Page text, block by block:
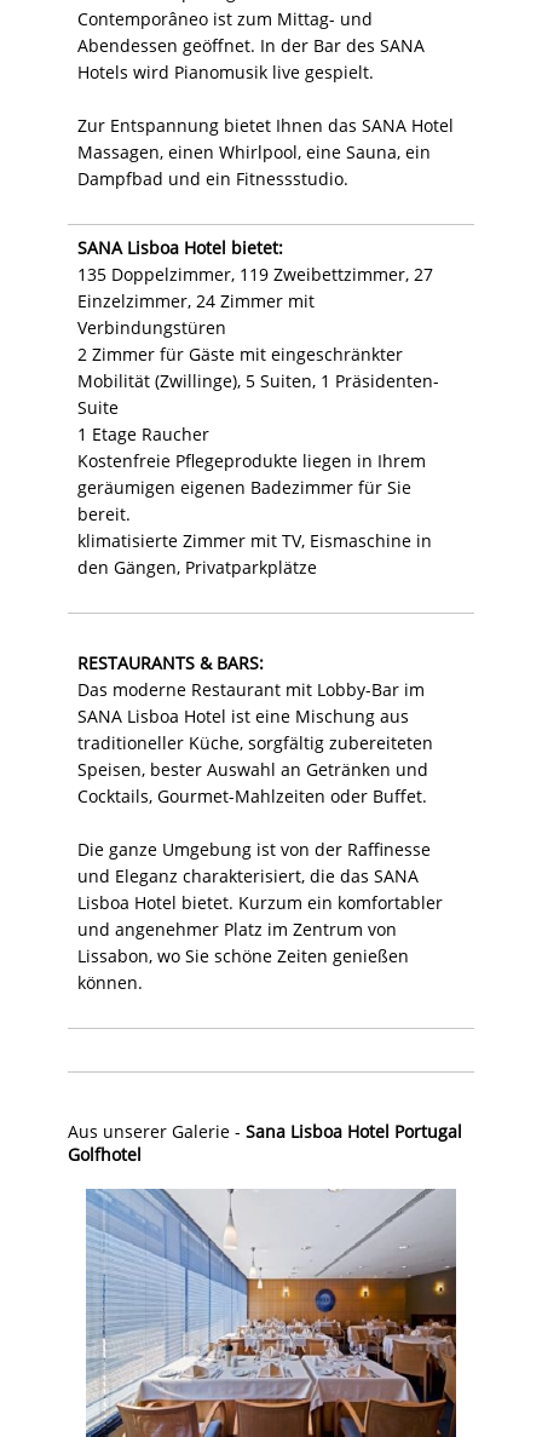
Contemporâneo ist zum Mittag- und
Abendessen geöffnet. In der Bar des SANA
Hotels wird Pianomusik live gespielt.
Zur Entspannung bietet Ihnen das SANA Hotel
Massagen, einen Whirlpool, eine Sauna, ein
Dampfbad und ein Fitnessstudio.
SANA Lisboa Hotel bietet:
135 Doppelzimmer, 119 Zweibettzimmer, 27
Einzelzimmer, 24 Zimmer mit
Verbindungstüren
2 Zimmer für Gäste mit eingeschränkter
Mobilität (Zwillinge), 5 Suiten, 1 Präsidenten-
Suite
1 Etage Raucher
Kostenfreie Pflegeprodukte liegen in Ihrem
geräumigen eigenen Badezimmer für Sie
bereit.
klimatisierte Zimmer mit TV, Eismaschine in
den Gängen, Privatparkplätze
RESTAURANTS & BARS:
Das moderne Restaurant mit Lobby-Bar im
SANA Lisboa Hotel ist eine Mischung aus
traditioneller Küche, sorgfältig zubereiteten
Speisen, bester Auswahl an Getränken und
Cocktails, Gourmet-Mahlzeiten oder Buffet.
Die ganze Umgebung ist von der Raffinesse
und Eleganz charakterisiert, die das SANA
Lisboa Hotel bietet. Kurzum ein komfortabler
und angenehmer Platz im Zentrum von
Lissabon, wo Sie schöne Zeiten genießen
können.
Aus unserer Galerie - Sana Lisboa Hotel Portugal
Golfhotel